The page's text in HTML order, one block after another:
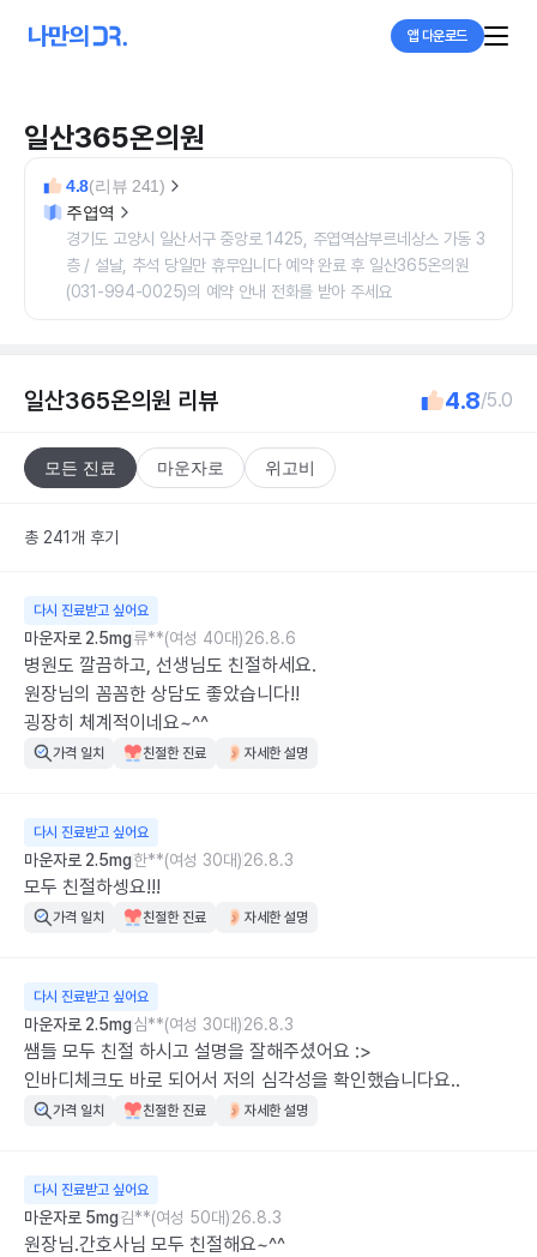
앱 다운로드
일산365온의원
4.8(리뷰 241)
주엽역
경기도 고양시 일산서구 중앙로 1425, 주엽역삼부르네상스 가동 3
층 / 설날, 추석 당일만 휴무입니다 예약 완료 후 일산365온의원
(031-994-0025)의 예약 안내 전화를 받아 주세요
일산365온의원 리뷰 4.8/5.0
모든 진료 마운자로 위고비
총 241개 후기
다시 진료받고 싶어요
마운자로 2.5mg류**(여성 40대)26.8.6
병원도 깔끔하고, 선생님도 친절하세요.
원장님의 꼼꼼한 상담도 좋았습니다!!
굉장히 체계적이네요~^^
가격 일치 친절한 진료 자세한 설명
다시 진료받고 싶어요
마운자로 2.5mg한**(여성 30대)26.8.3
모두 친절하셍요!!!
가격 일치 친절한 진료 자세한 설명
다시 진료받고 싶어요
마운자로 2.5mg심**(여성 30대)26.8.3
쌤들 모두 친절 하시고 설명을 잘해주셨어요 :>
인바디체크도 바로 되어서 저의 심각성을 확인했습니다요..
가격 일치 친절한 진료 자세한 설명
다시 진료받고 싶어요
마운자로 5mg김**(여성 50대)26.8.3
원장님.간호사님 모두 친절해요~^^